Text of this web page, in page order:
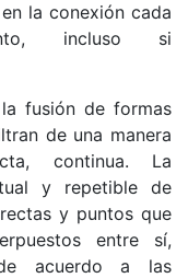
la conexión cada
incluso si
fusión de formas
de una manera
continua. La
y repetible de
y puntos que
entre sí,
acuerdo a las